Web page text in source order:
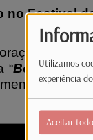
Utilizamos
experiência
Aceitar
no Festival
desta
“Born Again
para 28